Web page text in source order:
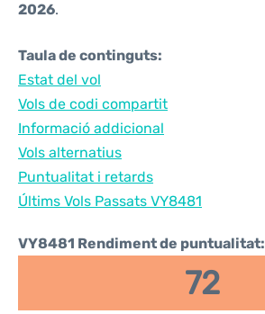
2026.
Taula de continguts:
Estat del vol
Vols de codi compartit
Informació addicional
Vols alternatius
Puntualitat i retards
Últims Vols Passats VY8481
VY8481 Rendiment de puntualitat:
72